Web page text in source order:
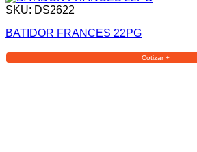
SKU: DS2622
BATIDOR FRANCES 22PG
Cotizar +